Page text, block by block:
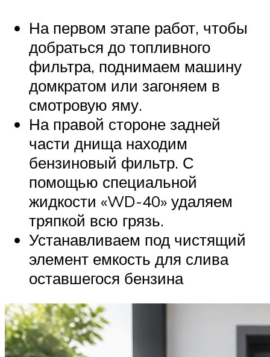
На первом этапе работ, чтобы
добраться до топливного
фильтра, поднимаем машину
домкратом или загоняем в
смотровую яму.
На правой стороне задней
части днища находим
бензиновый фильтр. С
помощью специальной
жидкости «WD-40» удаляем
тряпкой всю грязь.
Устанавливаем под чистящий
элемент емкость для слива
оставшегося бензина